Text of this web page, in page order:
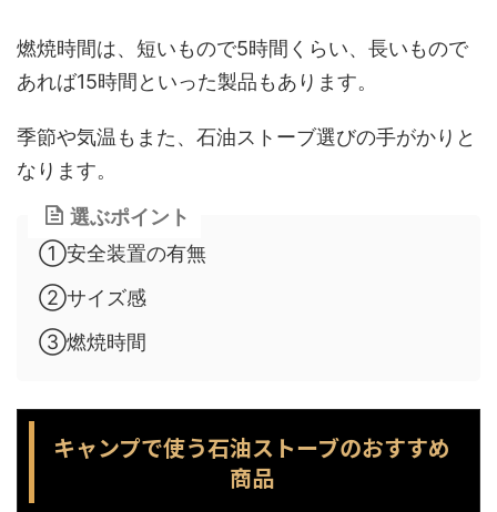
燃焼時間は、短いもので5時間くらい、長いもので
あれば15時間といった製品もあります。
季節や気温もまた、石油ストーブ選びの手がかりと
なります。
選ぶポイント
①安全装置の有無
②サイズ感
③燃焼時間
キャンプで使う石油ストーブのおすすめ
商品